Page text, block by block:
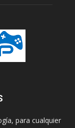
para cualquier